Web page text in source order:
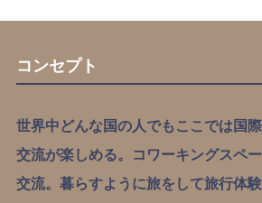
コンセプト
世界中どんな国の人でもここでは国
交流が楽しめる。コワーキングスペ
交流。暮らすように旅をして旅行体